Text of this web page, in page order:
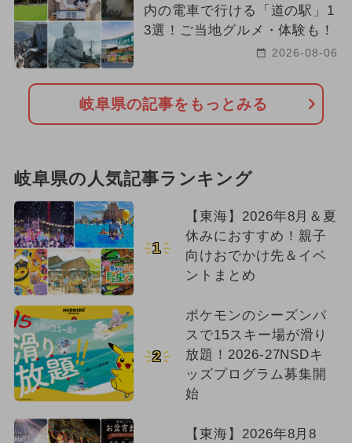
内の電車で行ける「道の駅」1
3選！ご当地グルメ・体験も！
2026-08-06
岐阜県の記事をもっとみる
岐阜県の人気記事ランキング
1
【東海】2026年8月＆夏
休みにおすすめ！親子
向けおでかけ先＆イベ
ントまとめ
2
ポケモンのシーズンパ
スで15スキー場が滑り
放題！2026-27NSDキ
ッズプログラム募集開
始
【東海】2026年8月8